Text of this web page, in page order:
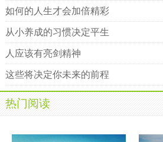
如何的人生才会加倍精彩
从小养成的习惯决定平生
人应该有亮剑精神
这些将决定你未来的前程
热门阅读